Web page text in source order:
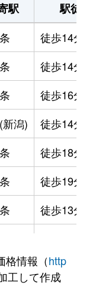
駅
駅徒歩
徒歩14分
徒歩14分
徒歩16分
潟)
徒歩14分
徒歩18分
徒歩19分
徒歩13分
潟)
徒歩45分
格情報（http
工して作成